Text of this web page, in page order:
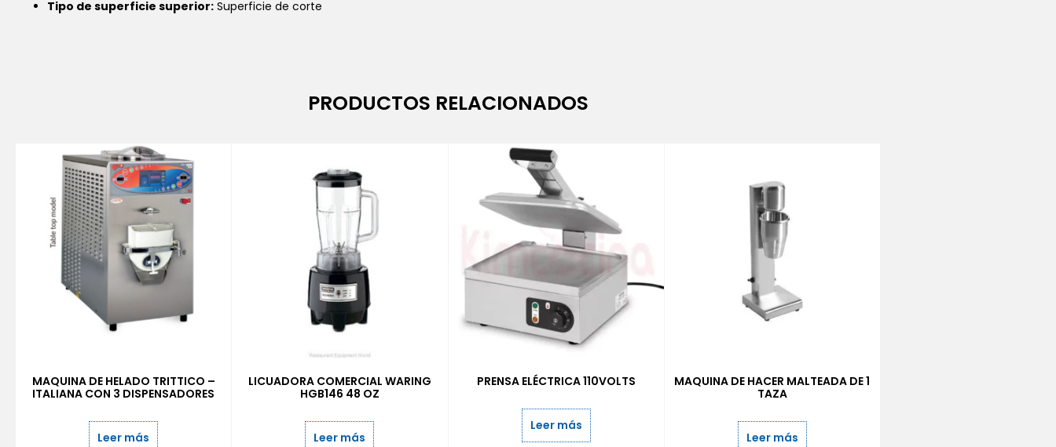
Tipo de superficie superior: Superficie de corte
PRODUCTOS RELACIONADOS
MAQUINA DE HELADO TRITTICO –
ITALIANA CON 3 DISPENSADORES
Leer más
LICUADORA COMERCIAL WARING
HGB146 48 OZ
Leer más
PRENSA ELÉCTRICA 110VOLTS
Leer más
MAQUINA DE HACER MALTEADA DE 1
TAZA
Leer más